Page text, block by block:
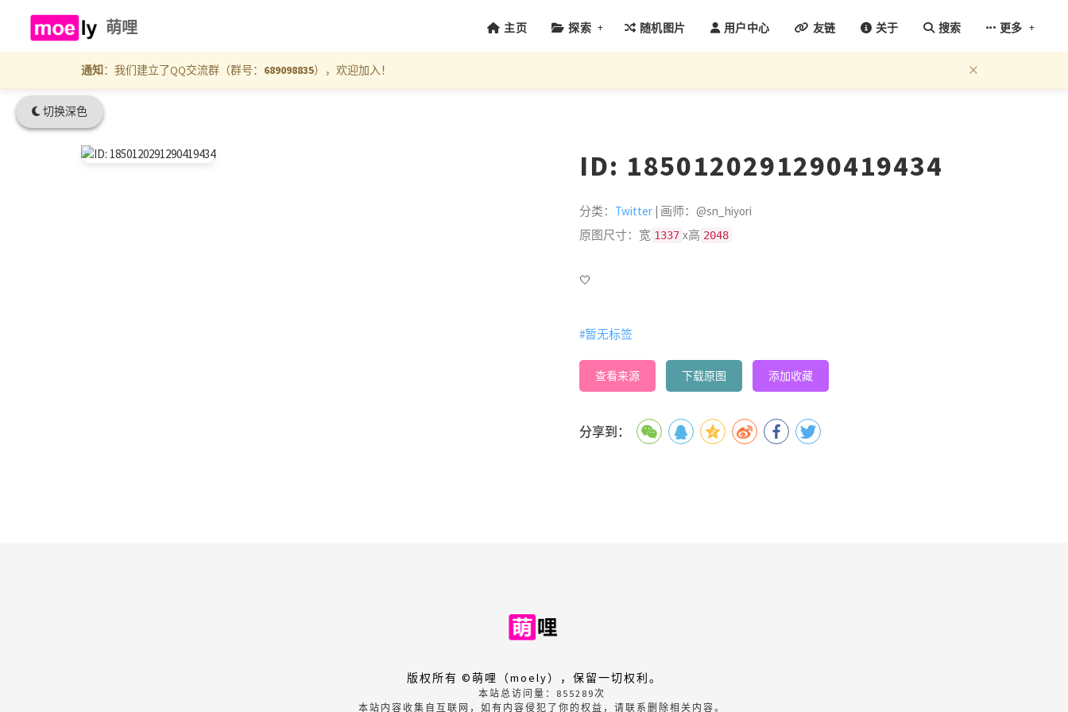
切换深色
萌哩 主页 探索 + 随机图片 用户中心 友链 关于 搜索 更多 +
通知：我们建立了QQ交流群（群号： 689098835），欢迎加入！ ×
ID: 1850120291290419434
分类： Twitter | 画师：@sn_hiyori
原图尺寸：宽 1337 x高 2048
🤍
#暂无标签
查看来源 下载原图 添加收藏
分享到：
版权所有 ©萌哩（moely），保留一切权利。
本站总访问量： 855289次
本站内容收集自互联网，如有内容侵犯了你的权益，请联系删除相关内容。